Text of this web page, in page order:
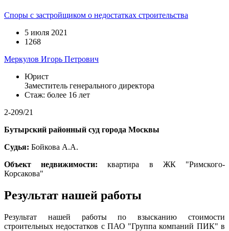
Споры с застройщиком о недостатках строительства
5 июля 2021
1268
Меркулов Игорь Петрович
Юрист
Заместитель генерального директора
Стаж: более 16 лет
2-209/21
Бутырский районный суд города Москвы
Судья: Бойкова А.А.
Объект недвижимости:квартира
в ЖК "Римского-
Корсакова"
Результат нашей работы
Результат нашей работы по взысканию стоимости
строительных недостатков с ПАО "Группа компаний ПИК" в